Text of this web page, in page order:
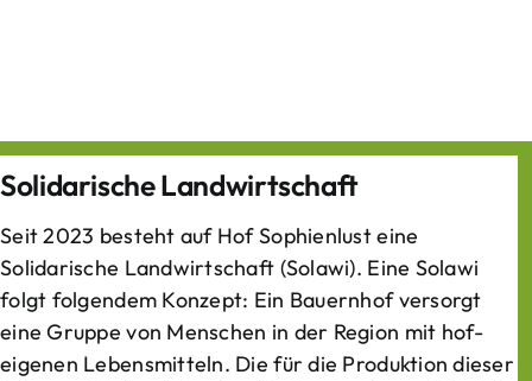
Solidarische Landwirtschaft
Seit 2023 besteht auf Hof Sophienlust eine
Solidarische Landwirtschaft (Solawi). Eine Solawi
folgt folgendem Konzept: Ein Bauern­hof versorgt
eine Gruppe von Menschen in der Region mit hof­
eigenen Lebens­mitteln. Die für die Produktion dieser